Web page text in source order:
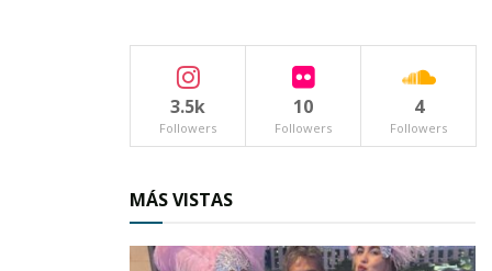
3.5k
Followers
10
Followers
4
Followers
MÁS VISTAS